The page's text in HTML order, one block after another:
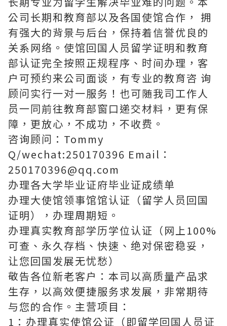
公司长期和教育部以及各国使馆合作， 拥
有强大的背景与后台，保持着信誉优良的
关系网络。使馆回国人员留学证明和教育
部认证完全按照正规程序、时间办理，客
户可预约来公司面谈，有专业的教育咨 询
顾问实行一对一服务！也可随我司工作人
员一同前往教育部窗口递交材料，更有保
障，更放心，不成功，不收费。
咨询顾问：Tommy
Q/wechat:250170396 Email：
250170396@qq.com
办理各大学毕业证府毕业证成绩单
办理大使馆领事馆馆认证（留学人员回国
证明），办理周期短。
办理真实教育部学历学位认证（网上100%
可查、永久存档、快速、绝对保密稳妥，
让您回国发展无忧愁）
敬告各位新老客户：本司以高质量产品求
生存，以高效便捷服务求发展，非常期待
与您的合作。主营项目：
1：办理真实使馆公证（即留学回国人员证